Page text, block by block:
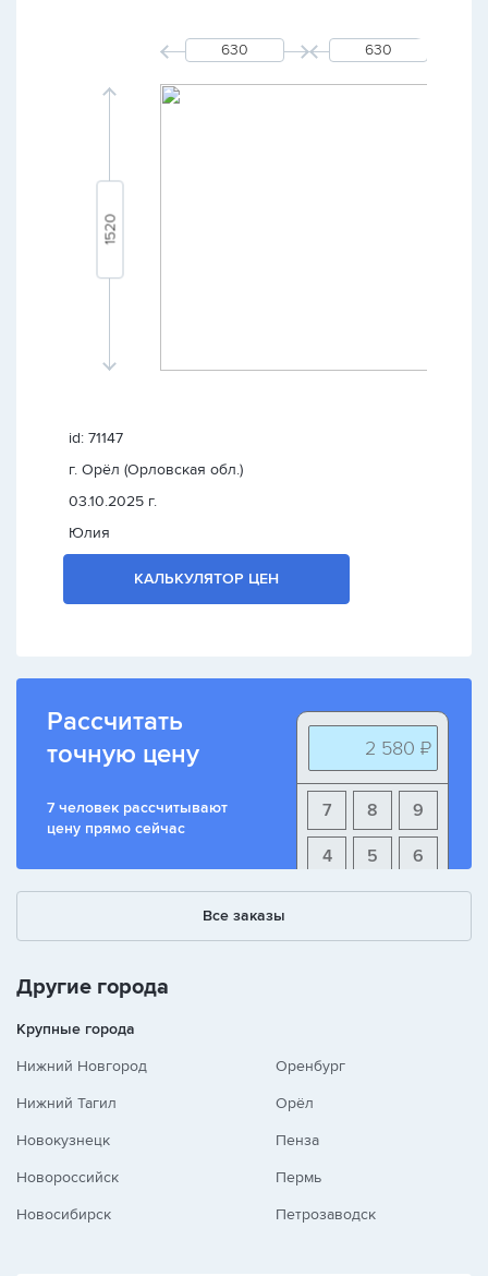
id: 71147
г. Орёл (Орловская обл.)
03.10.2025 г.
Юлия
КАЛЬКУЛЯТОР ЦЕН
Рассчитать
точную цену
7 человек рассчитывают
цену прямо сейчас
2 580 ₽
9
8
7
6
5
4
+ - /
Все заказы
Другие города
Крупные города
Нижний Новгород
Нижний Тагил
Новокузнецк
Новороссийск
Новосибирск
Оренбург
Орёл
Пенза
Пермь
Петрозаводск